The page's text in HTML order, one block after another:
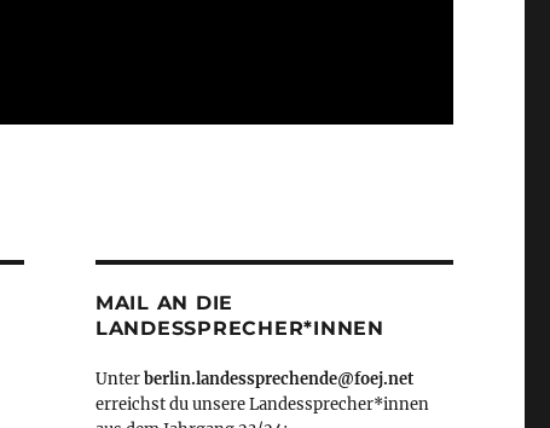
MAIL AN DIE
LANDESSPRECHER*INNEN
Unterberlin.landessprechende@foej.net
erreichst du unsere Landessprecher*innen